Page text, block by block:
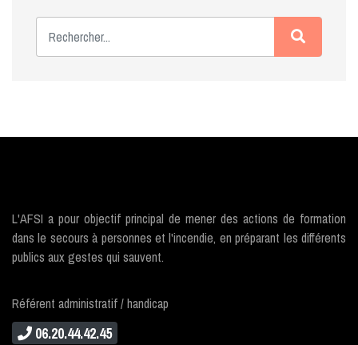
L'AFSI a pour objectif principal de mener des actions de formation
dans le secours à personnes et l'incendie, en préparant les différents
publics aux gestes qui sauvent.
Référent administratif / handicap
06.20.44.42.45